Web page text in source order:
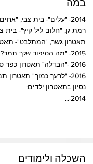
במה
2014- "עלים"- בית צבי,
רמת גן, "חלום ליל קיץ"- בית
תאטרון גשר, "המתלבט"-
2015- "מה הסיפור שלך תמר?" תאטרון חיפה.
2016 -"הבדלה" תאטרון כפר סבא.
2016- "לרעך כמוך" תאטרון תמונע.
נסיון בתאטרון ילדים:
2014-...
השכלה ולימודים